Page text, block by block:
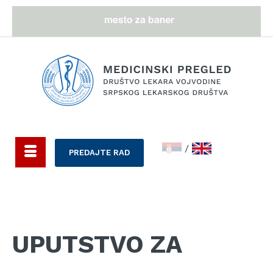
PREDAJTE RAD /
UPUTSTVO ZA